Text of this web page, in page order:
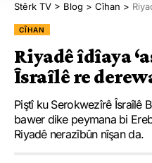
Stêrk TV > Blog > Cîhan >
CÎHAN
Riyadê îdîaya
Îsraîlê re
Piştî ku Serokwezîrê Îsraîlê
bawer dike peymana bi
Riyadê nerazîbûn nîşan da.